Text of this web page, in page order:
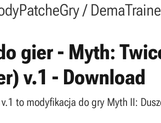
PatcheGry / Dema
gier - Myth:
v.1 - Download
to modyfikacja do gry Myth II: